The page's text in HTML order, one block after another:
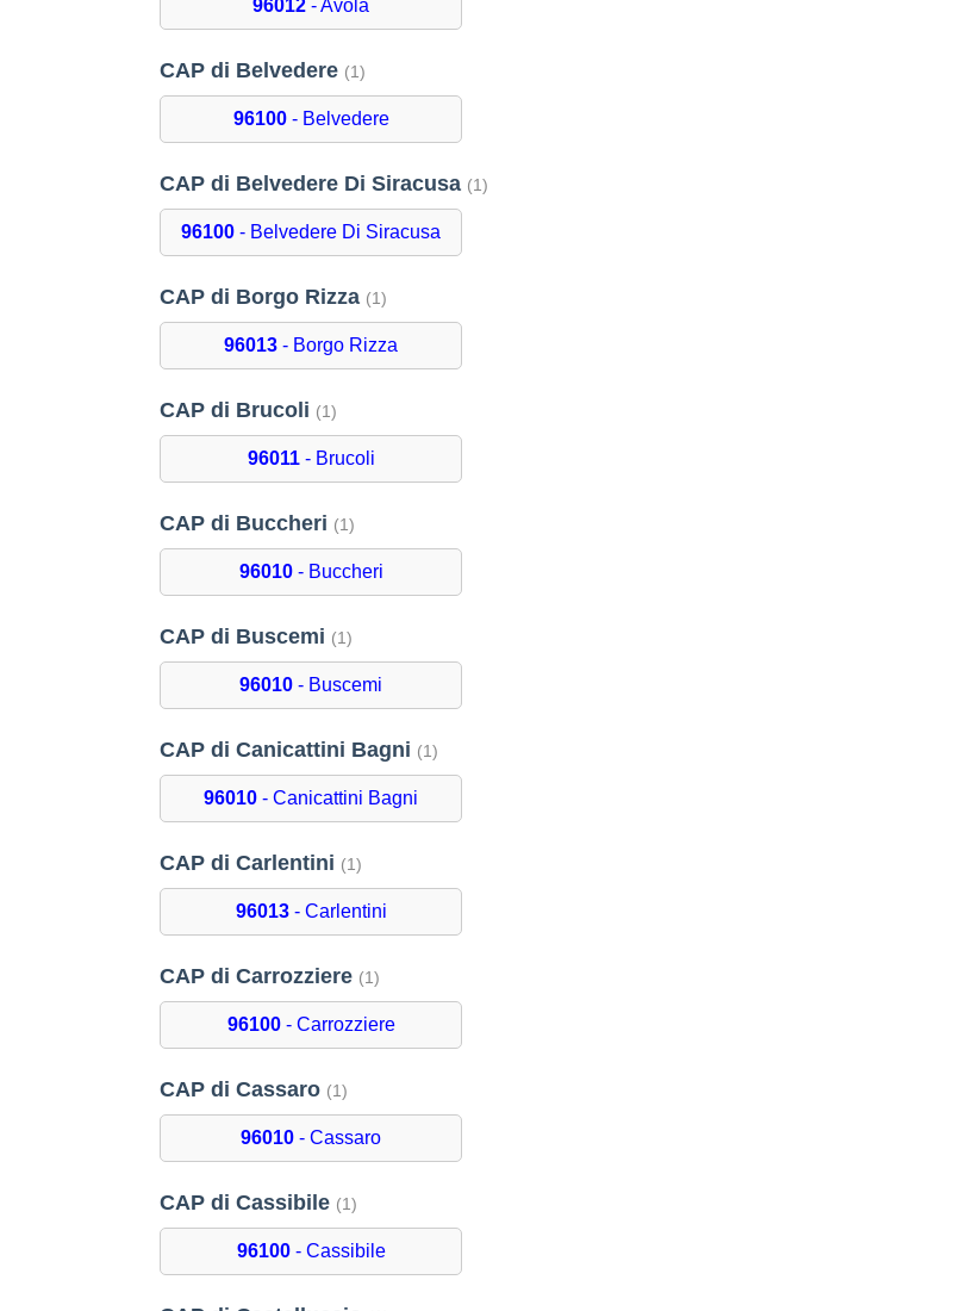
96012 - Avola
CAP di Belvedere (1)
96100- Belvedere
CAP di Belvedere Di Siracusa (1)
96100 - Belvedere Di Siracusa
CAP di Borgo Rizza (1)
96013 - Borgo Rizza
CAP di Brucoli (1)
96011- Brucoli
CAP di Buccheri (1)
96010- Buccheri
CAP di Buscemi (1)
96010 - Buscemi
CAP di Canicattini Bagni (1)
96010 - Canicattini Bagni
CAP di Carlentini (1)
96013- Carlentini
CAP di Carrozziere (1)
96100- Carrozziere
CAP di Cassaro (1)
96010 - Cassaro
CAP di Cassibile (1)
96100- Cassibile